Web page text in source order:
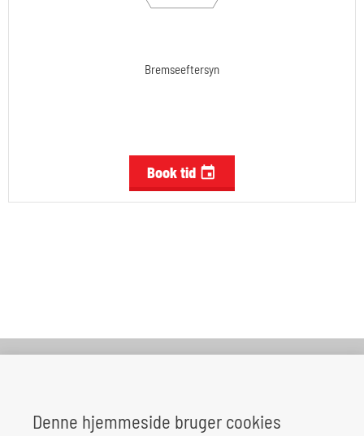
Denne hjemmeside bruger cookies
Bremseeftersyn
Book tid 
5560Aarup